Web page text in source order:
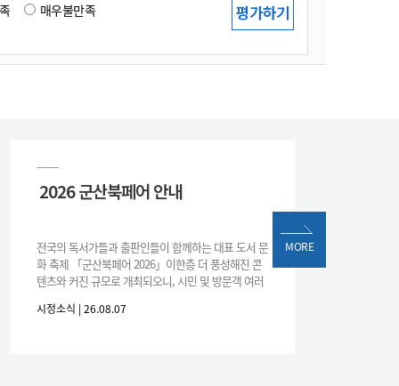
매우불만족
2026 군산북페어 안내
전국의 독서가들과 출판인들이 함께하는 대표 도서 문
화 축제 「군산북페어 2026」이한층 더 풍성해진 콘
텐츠와 커진 규모로 개최되오니, 시민 및 방문객 여러
간: 2026. 8. 28.
시정소식 | 26.08.07
MORE